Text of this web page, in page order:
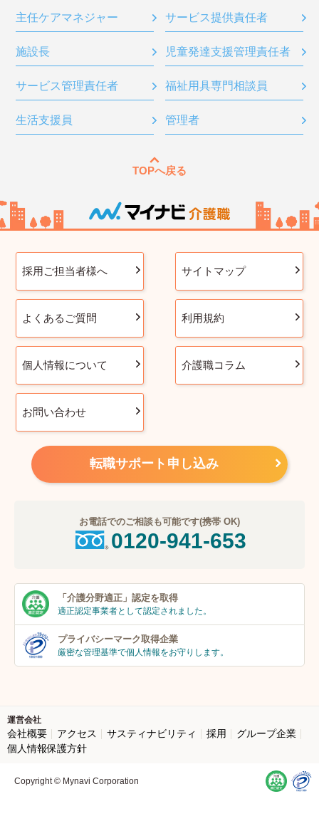
主任ケアマネジャー サービス提供責任者
施設長 児童発達支援管理責任者
サービス管理責任者 福祉用具専門相談員
生活支援員 管理者
TOPへ戻る
採用ご担当者様へ サイトマップ
よくあるご質問 利用規約
個人情報について 介護職コラム
お問い合わせ
転職サポート申し込み
お電話でのご相談も可能です(携帯 OK)
0120-941-653
「介護分野適正」 認定を取得
適正認定事業者として認定されました。
プライバシーマーク取得企業
厳密な管理基準で個人情報をお守りします。
運営会社
会社概要 アクセス サスティナビリティ 採用
グループ企業
個人情報保護方針
Copyright © Mynavi Corporation